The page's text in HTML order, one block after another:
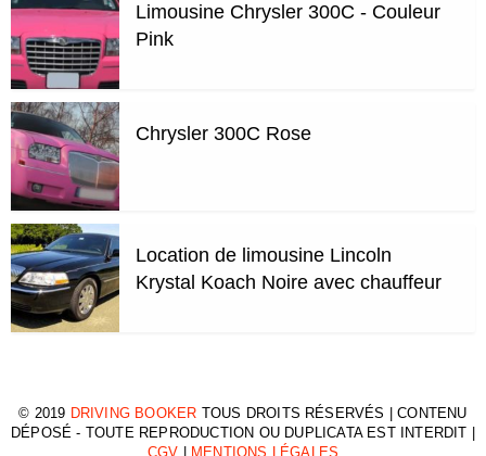
Limousine Chrysler 300C - Couleur
Pink
Chrysler 300C Rose
Location de limousine Lincoln
Krystal Koach Noire avec chauffeur
© 2019 DRIVING BOOKER TOUS DROITS RÉSERVÉS | CONTENU
DÉPOSÉ - TOUTE REPRODUCTION OU DUPLICATA EST INTERDIT |
CGV
MENTIONS LÉGALES